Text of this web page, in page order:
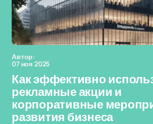
Автор:
07 ноя 2025
Как эффективно
рекламные акции и
корпоративные
развития бизнеса